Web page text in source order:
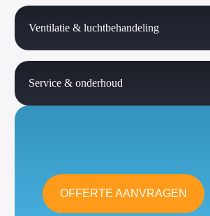
Ventilatie & luchtbehandeling
Service & onderhoud
OFFERTE AANVRAGEN